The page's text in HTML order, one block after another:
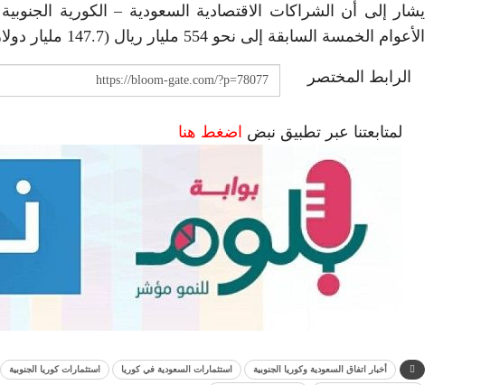
يشار إلى أن الشراكات الاقتصادية السعودية – الكورية
الأعوام الخمسة السابقة إلى نحو 554 مليار ريال (147.7 مليار دولار)، بعد أن شهد ارتفاعات متواصلة خلال الفترة الماضية.
الرابط المختصر
لمتابعتنا عبر تطبيق نبض اضغط هنا
أخبار اتفاق السعودية وكوريا الجنوبية استثمارات السعودية في كوريا استثمارات كوريا الجنوبية